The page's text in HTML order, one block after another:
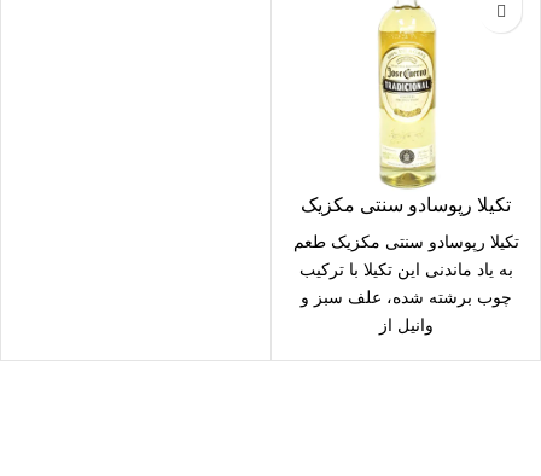
تکیلا رپوسادو سنتی مکزیک
تکیلا رپوسادو سنتی مکزیک طعم
به یاد ماندنی این تکیلا با ترکیب
چوب برشته شده، علف سبز و
وانیل از